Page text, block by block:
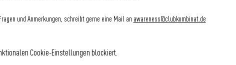
und Anmerkungen, schreibt gerne eine Mail an awareness@clubkombinat.de
Cookie-Einstellungen blockiert.